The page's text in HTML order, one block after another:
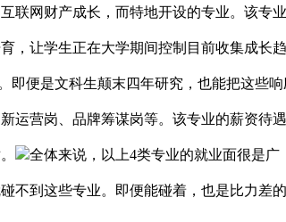
联网财产成长，而特地开设的专业。该
，让学生正在大学期间控制目前收集成长
即便是文科生颠末四年研究，也能把这些
运营岗、品牌筹谋岗等。该专业的薪资
全体来说，以上4类专业的就业面很是
不到这些专业。即便能碰着，也是比力差